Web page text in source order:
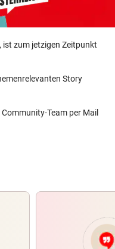
ist zum jetzigen Zeitpunkt
Story
Team per Mail